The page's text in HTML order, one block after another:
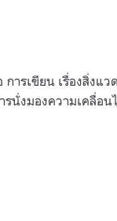
ารเขียน เรื่องสิ่งแ
นั่งมองความเคลื่อน